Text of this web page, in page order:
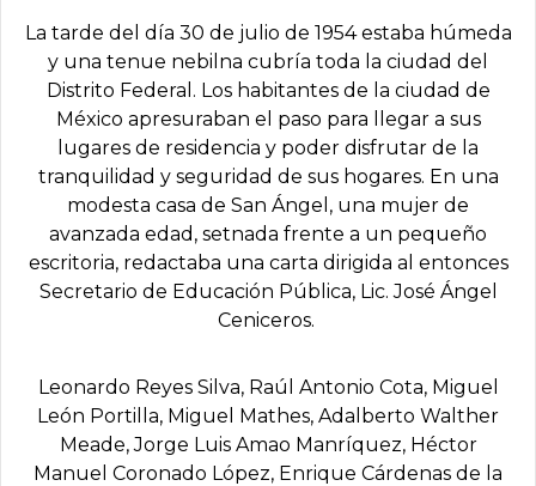
La tarde del día 30 de julio de 1954 estaba húmeda
y una tenue nebilna cubría toda la ciudad del
Distrito Federal. Los habitantes de la ciudad de
México apresuraban el paso para llegar a sus
lugares de residencia y poder disfrutar de la
tranquilidad y seguridad de sus hogares. En una
modesta casa de San Ángel, una mujer de
avanzada edad, setnada frente a un pequeño
escritoria, redactaba una carta dirigida al entonces
Secretario de Educación Pública, Lic. José Ángel
Ceniceros.
Leonardo Reyes Silva, Raúl Antonio Cota, Miguel
León Portilla, Miguel Mathes, Adalberto Walther
Meade, Jorge Luis Amao Manrí­quez, Héctor
Manuel Coronado López, Enrique Cárdenas de la